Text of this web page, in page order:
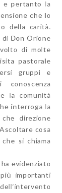
e pertanto la
che lo
della carità.
Don Orione
di molte
pastorale
gruppi e
conoscenza
la comunità
interroga la
direzione
cosa
si chiama
evidenziato
importanti